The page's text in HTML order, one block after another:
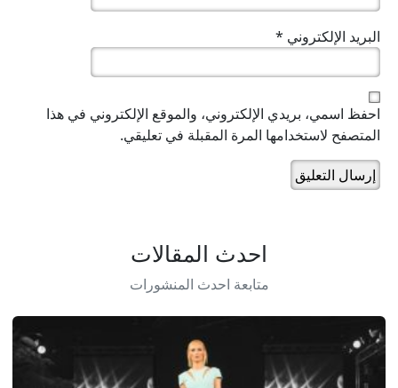
البريد الإلكتروني *
احفظ اسمي، بريدي الإلكتروني، والموقع الإلكتروني في هذا
المتصفح لاستخدامها المرة المقبلة في تعليقي.
احدث المقالات
متابعة احدث المنشورات